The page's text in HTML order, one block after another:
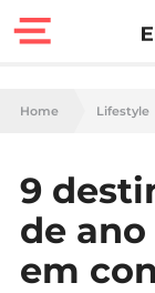
Casa
Home Lifestyle
9
de
em